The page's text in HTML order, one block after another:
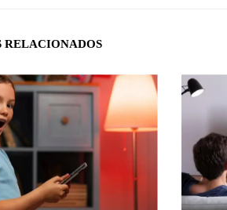
RELACIONADOS